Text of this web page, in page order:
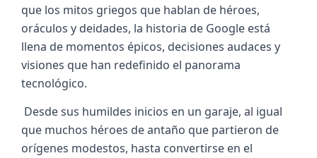
que los mitos griegos que hablan de héroes,
oráculos y deidades, la historia de Google está
llena de momentos épicos, decisiones audaces y
visiones que han redefinido el panorama
tecnológico.
que muchos héroes de antaño que partieron de
orígenes modestos, hasta convertirse en el